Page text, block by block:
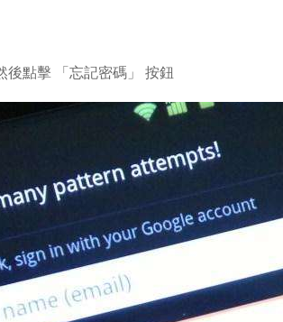
後點擊 「忘記密碼」 按鈕